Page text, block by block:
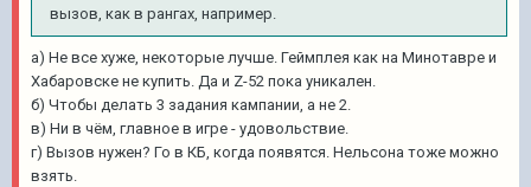
вызов, как в рангах, например.
a) Не все хуже, некоторые лучше. Геймплея как на Минотавре и
Хабаровске не купить. Да и Z-52 пока уникален.
б) Чтобы делать 3 задания кампании, а не 2.
в) Ни в чём, главное в игре - удовольствие.
г) Вызов нужен? Го в КБ, когда появятся. Нельсона тоже можно
взять.